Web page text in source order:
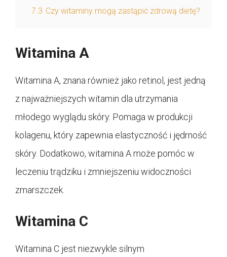
7.3 Czy witaminy mogą zastąpić zdrową dietę?
Witamina A
Witamina A, znana również jako retinol, jest jedną
z najważniejszych witamin dla utrzymania
młodego wyglądu skóry. Pomaga w produkcji
kolagenu, który zapewnia elastyczność i jędrność
skóry. Dodatkowo, witamina A może pomóc w
leczeniu trądziku i zmniejszeniu widoczności
zmarszczek.
Witamina C
Witamina C jest niezwykle silnym